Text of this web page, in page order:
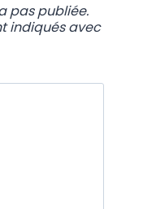
pas publiée.
indiqués avec